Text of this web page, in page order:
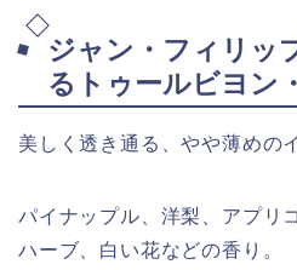
ジャン・フィリッ
るトゥールビヨン
美しく透き通る、やや薄めの
パイナップル、洋梨、アプリ
ハーブ、白い花などの香り。